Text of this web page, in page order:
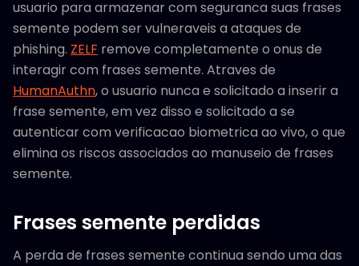
usuario para armazenar com seguranca suas frases
semente podem ser vulneraveis a ataques de
phishing. ZELF remove completamente o onus de
interagir com frases semente. Atraves de
HumanAuthn, o usuario nunca e solicitado a inserir a
frase semente, em vez disso e solicitado a se
autenticar com verificacao biometrica ao vivo, o que
elimina os riscos associados ao manuseio de frases
semente.
Frases semente perdidas
A perda de frases semente continua sendo uma das